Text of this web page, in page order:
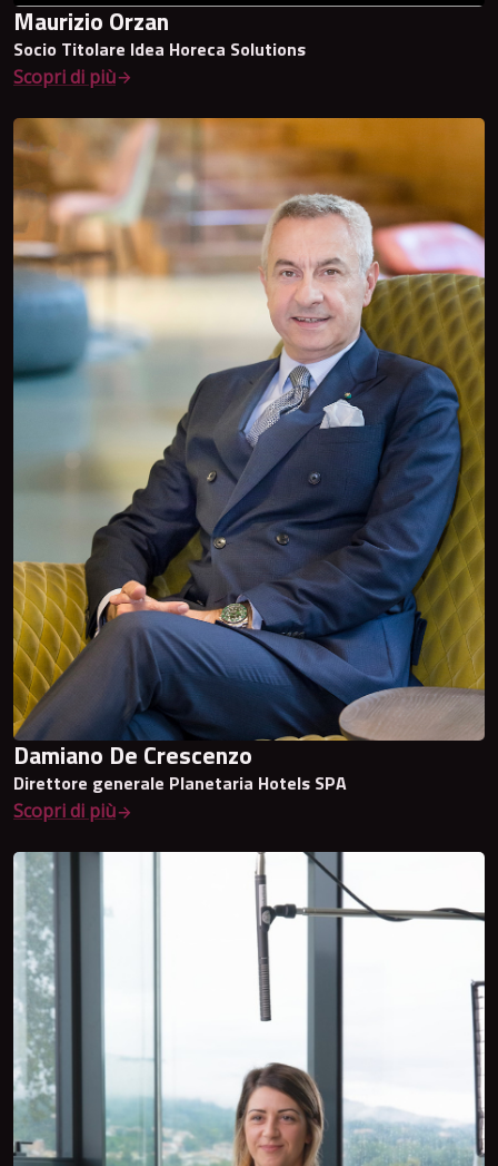
Maurizio Orzan
Socio Titolare Idea Horeca Solutions
Scopri di più
Damiano De Crescenzo
Direttore generale Planetaria Hotels SPA
Scopri di più